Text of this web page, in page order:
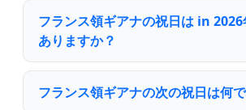
フランス領ギアナの祝日は in
ありますか？
フランス領ギアナの次の祝日は何